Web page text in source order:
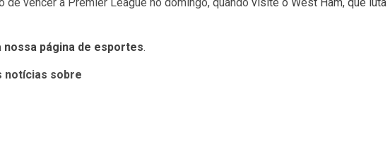
nossa página de esportes.
notícias sobre